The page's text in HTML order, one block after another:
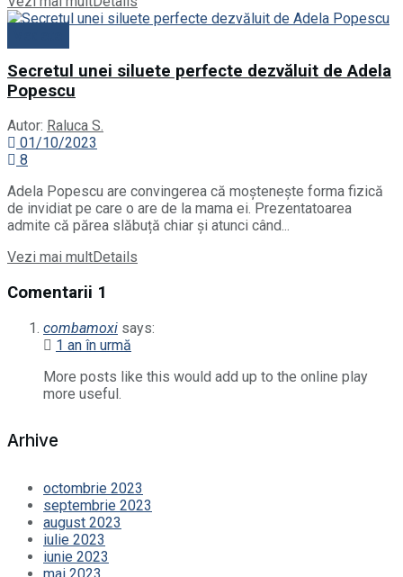
Secretul unei siluete perfecte dezvăluit de Adela
Popescu
Autor: Raluca S.
01/10/2023
8
Adela Popescu are convingerea că moștenește forma fizică
de invidiat pe care o are de la mama ei. Prezentatoarea
admite că părea slăbuță chiar și atunci când...
Vezi mai multDetails
Comentarii 1
combamoxi says:
1 an în urmă
More posts like this would add up to the online play
more useful.
Arhive
octombrie 2023
septembrie 2023
august 2023
iulie 2023
iunie 2023
mai 2023